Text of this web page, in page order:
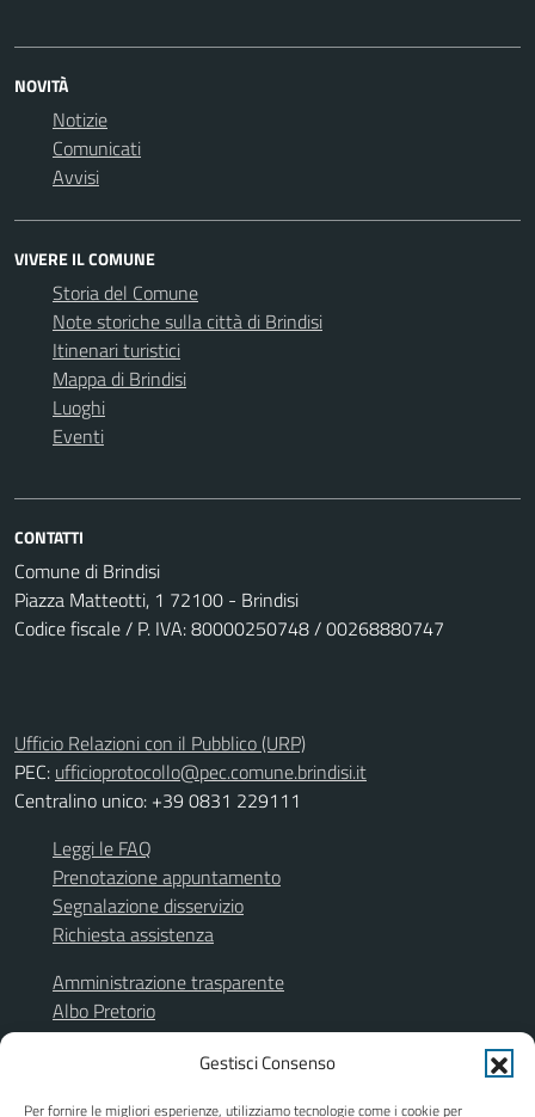
Gestisci Consenso
Per fornire le migliori esperienze, utilizziamo tecnologie come i cookie per
NOVITÀ
Notizie
Comunicati
Avvisi
VIVERE IL COMUNE
Storia del Comune
Note storiche sulla città di Brindisi
Itinenari turistici
Mappa di Brindisi
Luoghi
Eventi
CONTATTI
Comune di Brindisi
Piazza Matteotti, 1 72100 - Brindisi
Codice fiscale / P. IVA: 80000250748 / 00268880747
Ufficio Relazioni con il Pubblico (URP)
PEC: ufficioprotocollo@pec.comune.brindisi.it
Centralino unico: +39 0831 229111
Leggi le FAQ
Prenotazione appuntamento
Segnalazione disservizio
Richiesta assistenza
Amministrazione trasparente
Albo Pretorio
Segnalazione illeciti
Informativa privacy